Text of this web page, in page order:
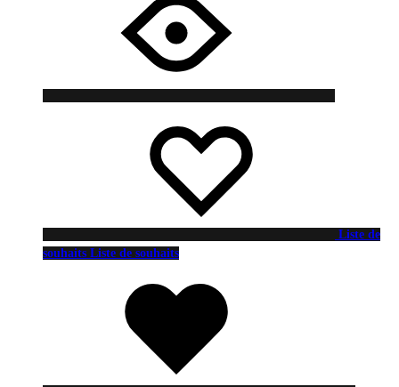
Liste de
souhaits Liste de souhaits